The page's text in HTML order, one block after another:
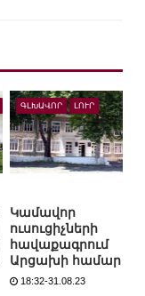
ԳԼԽԱՎՈՐ ԼՈՒՐ
Կամավոր
ուսուցիչների
հավաքագրում
Արցախի համար
18:32-31.08.23